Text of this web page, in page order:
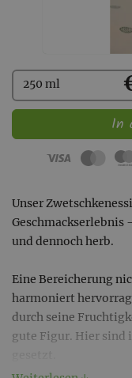
Kaufen
250 ml
In
Unser
Geschmackserlebnis
und dennoch herb.
Eine Bereicherung
harmoniert
durch seine
gute Figur. Hier sind